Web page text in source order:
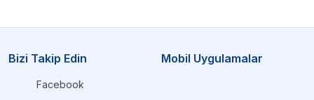
Bizi Takip Edin
Facebook
Mobil Uygulamalar